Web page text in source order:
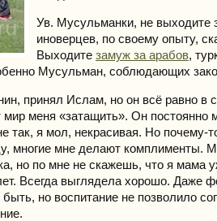
Ув. Мусульманки, не выходите
иноверцев, по своему опыту,
Выходите замуж за арабов,
Мусульман, соблюдающих
принял Ислам, но он всё равно в
мир меня «затащить». Он постоянно
так, я мол, некрасивая. Но почему-
многие мне делают комплименты.
но по мне не скажешь, что я мама
Всегда выглядела хорошо. Даже
но воспитание не позволило